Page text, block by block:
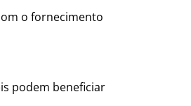
o fornecimento
podem beneficiar